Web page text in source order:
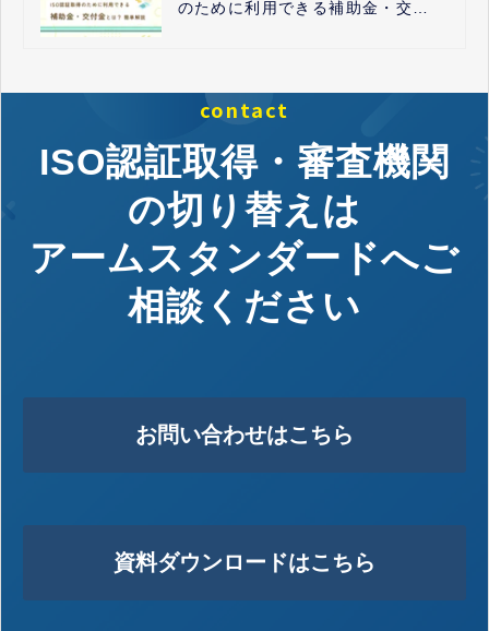
のために利用できる補助金・交付
contact
ISO認証取得・審査機関
の切り替えは
アームスタンダードへご
相談ください
お問い合わせはこちら
資料ダウンロードはこちら